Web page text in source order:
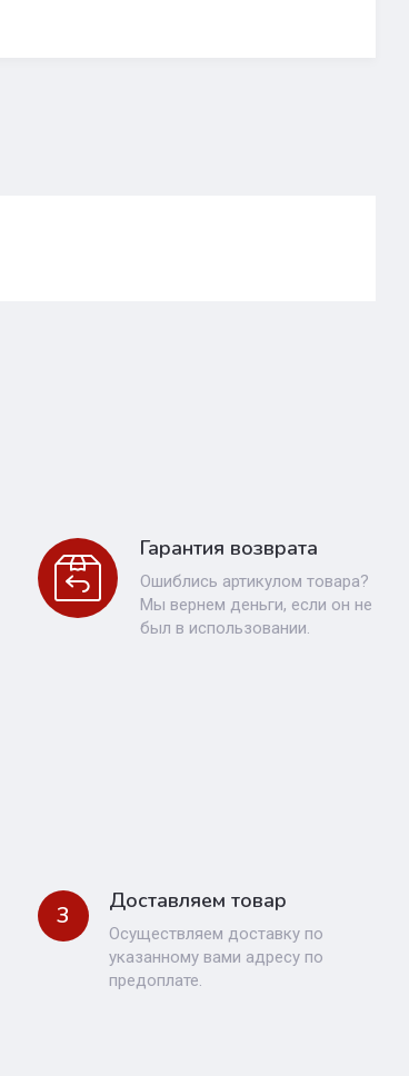
Гарантия возврата
Ошиблись артикулом товара?
Мы вернем деньги, если он не
был в использовании.
3 Доставляем товар
Осуществляем доставку по
указанному вами адресу по
предоплате.